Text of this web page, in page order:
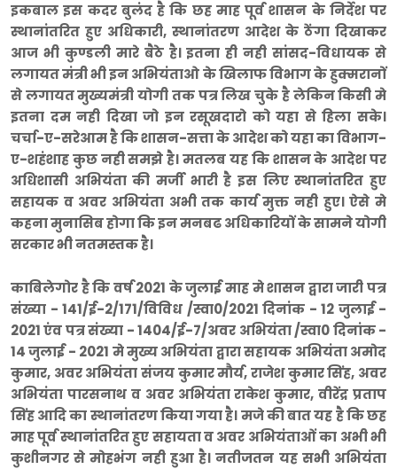
इकबाल इस कदर बुलंद है कि छह माह पूर्व शासन के निर्देश पर
स्थानांतरित हुए अधिकारी, स्थानांतरण आदेश के ठेंगा दिखाकर
आज भी कुण्डली मारे बैठे है। इतना ही नही सांसद-विधायक से
लगायत मंत्री भी इन अभियंताओ के खिलाफ विभाग के हुक्मरानों
से लगायत मुख्यमंत्री योगी तक पत्र लिख चुके है लेकिन किसी मे
इतना दम नही दिखा जो इन रसूखदारो को यहा से हिला सके।
चर्चा-ए-सरेआम है कि शासन-सत्ता के आदेश को यहा का विभाग-
ए-शहंशाह कुछ नही समझे है। मतलब यह कि शासन के आदेश पर
अधिशासी अभियंता की मर्जी भारी है इस लिए स्थानांतरित हुए
सहायक व अवर अभियंता अभी तक कार्य मुक्त नही हुए। ऐसे मे
कहना मुनासिब होगा कि इन मनबढ अधिकारियों के सामने योगी
सरकार भी नतमस्तक है।
काबिलेगोर है कि वर्ष 2021 के जुलाई माह मे शासन द्वारा जारी पत्र
संख्या - 141/ई-2/171/विविध /स्वा0/2021 दिनांक - 12 जुलाई -
2021 एंव पत्र संख्या - 1404/ई-7/अवर अभियंता /स्वा0 दिनांक -
14 जुलाई - 2021 मे मुख्य अभियंता द्वारा सहायक अभियंता अमोद
कुमार, अवर अभियंता संजय कुमार मौर्य, राजेश कुमार सिंह, अवर
अभियंता पारसनाथ व अवर अभियंता राकेश कुमार, वीरेंद्र प्रताप
सिंह आदि का स्थानांतरण किया गया है। मजे की बात यह है कि छह
माह पूर्व स्थानांतरित हुए सहायता व अवर अभियंताओं का अभी भी
कुशीनगर से मोहभंग नही हुआ है। नतीजतन यह सभी अभियंता